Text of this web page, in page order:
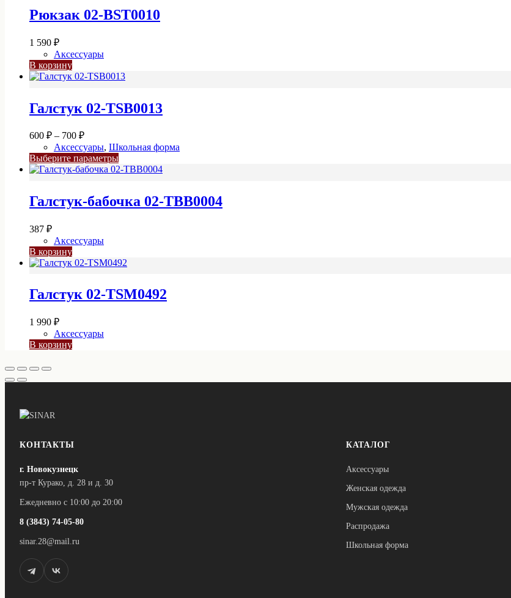
Рюкзак 02-BST0010
1 590 ₽
Аксессуары
В корзину
Галстук 02-TSB0013
600 ₽ – 700 ₽Диапазон
цен:
600 ₽
–
Аксессуары, Школьная форма
Выберите параметрыЭтот
товар
вариаций.
странице
товара.
Галстук-бабочка 02-TBB0004
387 ₽
Аксессуары
В корзину
Галстук 02-TSM0492
1 990 ₽
Аксессуары
В корзину
КОНТАКТЫ
г. Новокузнецк
пр-т Курако, д. 28 и д. 30
Ежедневно с 10:00 до 20:00
8 (3843) 74-05-80
sinar.28@mail.ru
КАТАЛОГ
Аксессуары
Женская одежда
Мужская одежда
Распродажа
Школьная форма